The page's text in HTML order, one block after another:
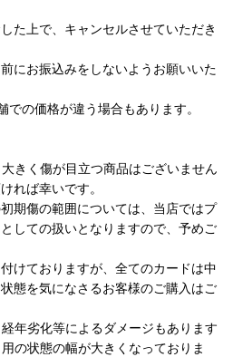
た上で、キャンセルさせていただき
にお振込みをしないようお願いいた
の価格が違う場合もあります。
きく傷が目立つ商品はございません
れば幸いです。
期傷の範囲については、当店ではプ
しての扱いとなりますので、予めご
けておりますが、全てのカードは中
態を気になさるお客様のご購入はご
年劣化等によるダメージもあります
の状態の幅が大きくなっておりま